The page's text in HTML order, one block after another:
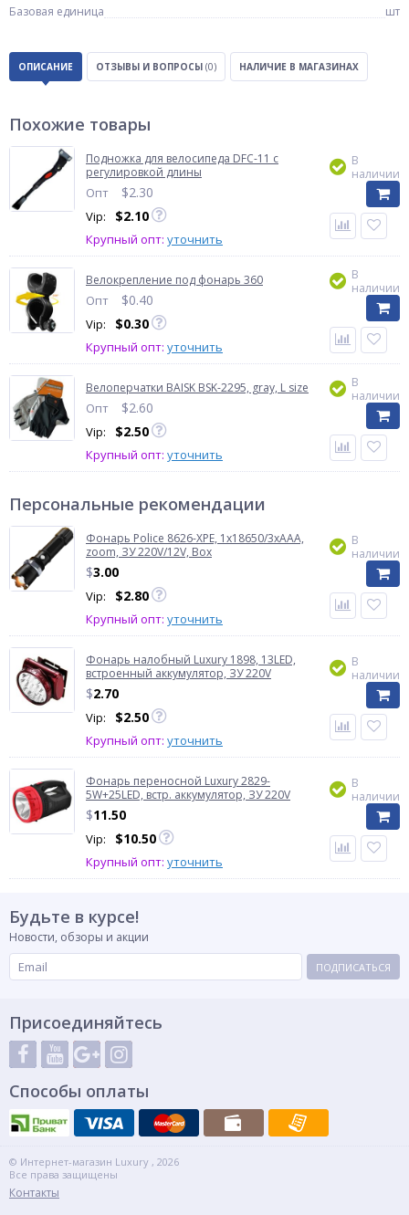
Базовая единица
шт
ОПИСАНИЕ ОТЗЫВЫ И ВОПРОСЫ (0) НАЛИЧИЕ В МАГАЗИНАХ
Похожие товары
Подножка для велосипеда DFC-11 с
регулировкой длины
Опт $2.30
Vip: $2.10
Крупный опт: уточнить
В
наличии
Велокрепление под фонарь 360
Опт $0.40
Vip: $0.30
Крупный опт: уточнить
В
наличии
Велоперчатки BAISK BSK-2295, gray, L size
Опт $2.60
Vip: $2.50
Крупный опт: уточнить
В
наличии
Персональные рекомендации
Фонарь Police 8626-XPE, 1х18650/3xAAA,
zoom, ЗУ 220V/12V, Box
$3.00
Vip: $2.80
Крупный опт: уточнить
В
наличии
Фонарь налобный Luxury 1898, 13LED,
встроенный аккумулятор, ЗУ 220V
$2.70
Vip: $2.50
Крупный опт: уточнить
В
наличии
Фонарь переносной Luxury 2829-
5W+25LED, встр. аккумулятор, ЗУ 220V
$11.50
Vip: $10.50
Крупный опт: уточнить
В
наличии
Будьте в курсе!
Новости, обзоры и акции
ПОДПИСАТЬСЯ
Присоединяйтесь
Способы оплаты
© Интернет-магазин Luxury , 2026
Все права защищены
Контакты